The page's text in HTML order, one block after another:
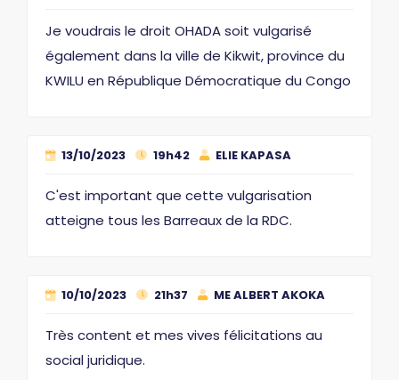
Je voudrais le droit OHADA soit vulgarisé
également dans la ville de Kikwit, province du
KWILU en République Démocratique du Congo
13/10/2023 19h42 ELIE KAPASA
C'est important que cette vulgarisation
atteigne tous les Barreaux de la RDC.
10/10/2023 21h37 ME ALBERT AKOKA
Très content et mes vives félicitations au
social juridique.